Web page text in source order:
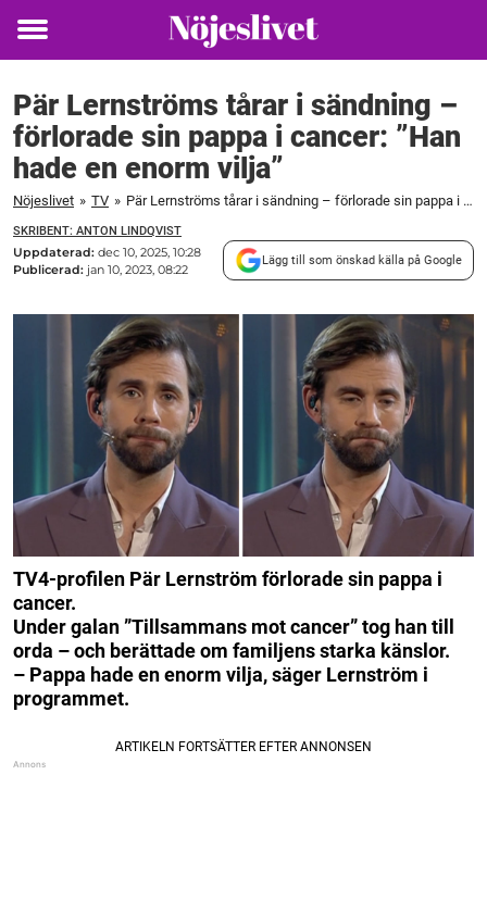
Toggle
Pär Lernströms tårar i sändning –
förlorade sin pappa i cancer: ”Han
hade en enorm vilja”
Nöjeslivet » TV » Pär Lernströms tårar i sändning – förlorade sin pappa i cancer: ”Han hade en enorm vilja”
SKRIBENT: ANTON LINDQVIST
Uppdaterad: dec 10, 2025, 10:28
Publicerad: jan 10, 2023, 08:22
Lägg till som önskad källa på Google
TV4-profilen Pär Lernström förlorade sin pappa i
cancer.
Under galan ”Tillsammans mot cancer” tog han till
orda – och berättade om familjens starka känslor.
– Pappa hade en enorm vilja, säger Lernström i
programmet.